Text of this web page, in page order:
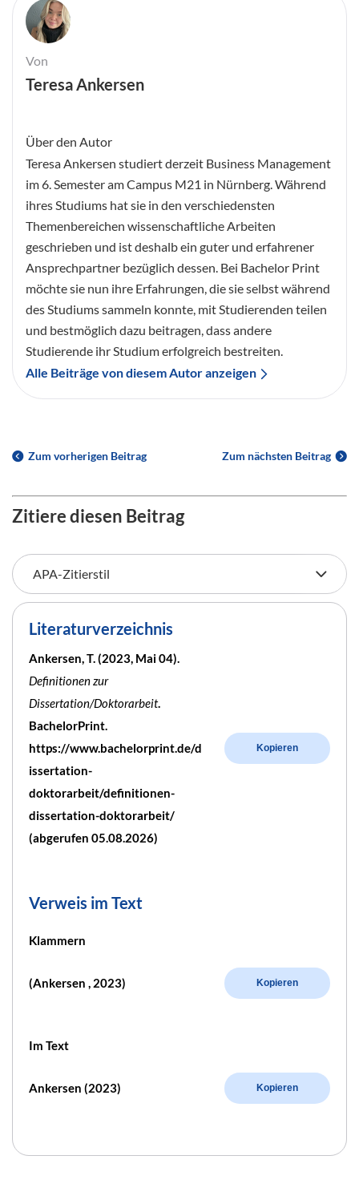
Von
Teresa Ankersen
Über den Autor
Teresa Ankersen studiert derzeit Business Management
im 6. Semester am Campus M21 in Nürnberg. Während
ihres Studiums hat sie in den verschiedensten
Themenbereichen wissenschaftliche Arbeiten
geschrieben und ist deshalb ein guter und erfahrener
Ansprechpartner bezüglich dessen. Bei Bachelor Print
möchte sie nun ihre Erfahrungen, die sie selbst während
des Studiums sammeln konnte, mit Studierenden teilen
und bestmöglich dazu beitragen, dass andere
Studierende ihr Studium erfolgreich bestreiten.
Alle Beiträge von diesem Autor anzeigen
Zum vorherigen Beitrag Zum nächsten Beitrag
Zitiere diesen Beitrag
Literaturverzeichnis
Ankersen, T. (2023, Mai 04).
Definitionen zur
Dissertation/Doktorarbeit.
BachelorPrint.
https://www.bachelorprint.de/d
issertation-
doktorarbeit/definitionen-
dissertation-doktorarbeit/
(abgerufen 05.08.2026)
Kopieren
Verweis im Text
Klammern
(Ankersen , 2023) Kopieren
Im Text
Ankersen (2023) Kopieren